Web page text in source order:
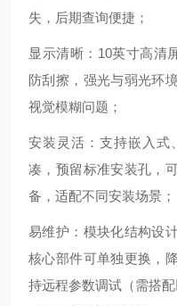
失，后期查询便捷；
显示清晰：10英寸高清
防刮擦，强光与弱光环
视觉模糊问题；
安装灵活：支持嵌入式
凑，预留标准安装孔，
备，适配不同安装场景；
易维护：模块化结构设
核心部件可单独更换，
持远程参数调试（需搭配